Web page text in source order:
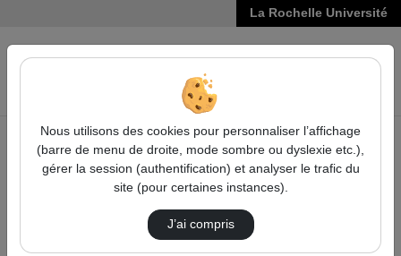
La Rochelle Université
VIDÉOS
Accueil
Sciences, Technologies, Santé
Biotechnology Days
Biotechnology Day 2024
De Carnivore À Végétarien : Le Changement Al…
Nous utilisons des cookies pour personnaliser l’affichage
(barre de menu de droite, mode sombre ou dyslexie etc.),
gérer la session (authentification) et analyser le trafic du
site (pour certaines instances).
J’ai compris